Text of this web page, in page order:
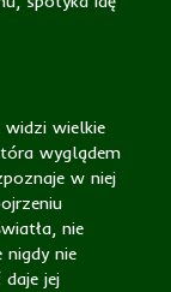
widzi wielkie
wyglądem
w niej
nie
nigdy nie
daje jej